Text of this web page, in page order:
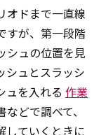
オドまで一直線
すが、第一段階
シュの位置を見
シュとスラッシ
ュを入れる 作業
どで調べて、
していくときに